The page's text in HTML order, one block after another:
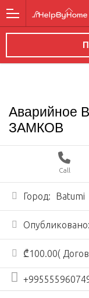
Аварийное
ЗАМКОВ
Call
Город: Batumi
Опубликовано:
₾100.00(